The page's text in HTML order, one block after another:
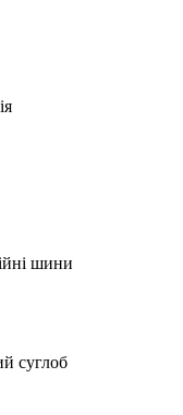
шини
суглоб